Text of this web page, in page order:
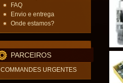
FAQ
Envio e entrega
Onde estamos?
PARCEIROS
COMMANDES URGENTES